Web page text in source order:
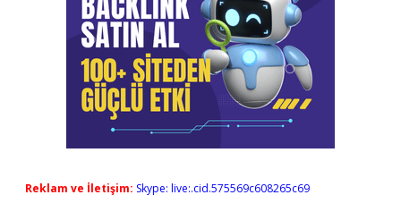
Reklam ve İletişim: Skype: live:.cid.575569c608265c69